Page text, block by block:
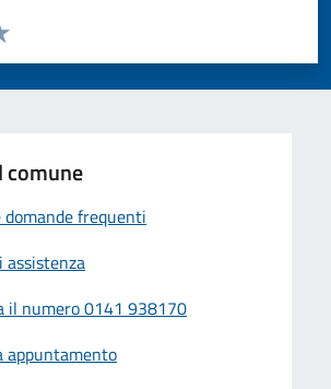
pagina
5 stelle su 5
4 stelle su 5
su 5
su 5
comune
domande frequenti
assistenza
il numero 0141 938170
appuntamento